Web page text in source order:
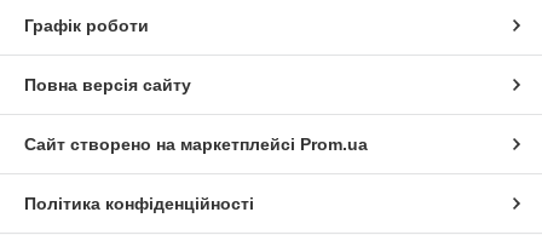
Графік роботи
Повна версія сайту
Сайт створено на маркетплейсі Prom.ua
Політика конфіденційності